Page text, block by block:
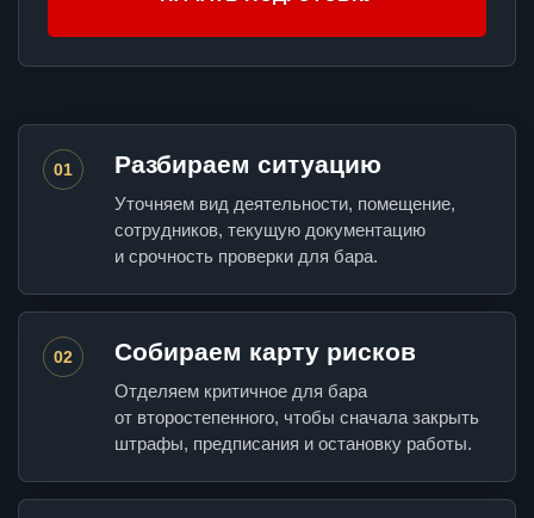
01 Разбираем ситуацию
Уточняем вид деятельности, помещение,
сотрудников, текущую документацию
и срочность проверки для бара.
02 Собираем карту рисков
Отделяем критичное для бара
от второстепенного, чтобы сначала закрыть
штрафы, предписания и остановку работы.